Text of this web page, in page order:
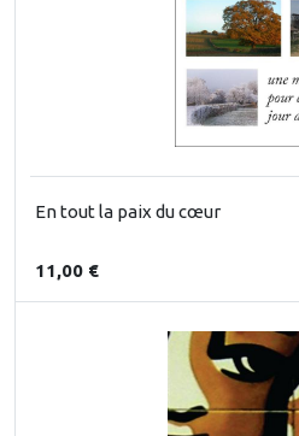
En tout la paix du cœur
11,00 €